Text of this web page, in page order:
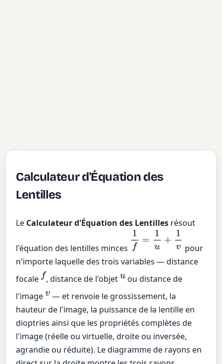
Calculateur d'Équation des
Lentilles
Le Calculateur d'Équation des Lentilles résout
l'équation des lentilles minces
1f 1u +1
pour
n'importe laquelle des trois variables — distance
focale f , distance de l'objetuou distance de
l'imagev— et renvoie le grossissement, la
hauteur de l'image, la puissance de la lentille en
dioptries ainsi que les propriétés complètes de
l'image (réelle ou virtuelle, droite ou inversée,
agrandie ou réduite). Le diagramme de rayons en